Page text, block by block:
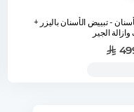
باقة الأسنان - تبييض الأسنان باليزر +
الجير